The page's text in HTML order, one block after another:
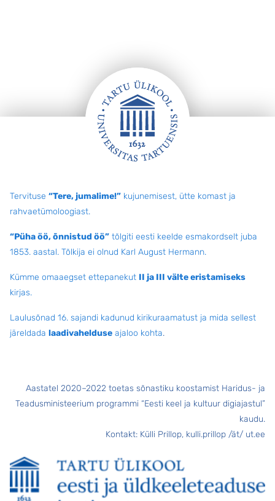
Tervituse “Tere, jumalime!” kujunemisest, ütte komast ja
rahvaetümoloogiast.
“Püha öö, õnnistud öö” tõlgiti eesti keelde esmakordselt juba
1853. aastal. Tõlkija ei olnud Karl August Hermann.
Kümme omaaegset ettepanekut II ja III välte eristamiseks
kirjas.
Laulusõnad 16. sajandi kadunud kirikuraamatust ja mida sellest
järeldada laadivahelduse ajaloo kohta.
Aastatel 2020–2022 toetas sõnastiku koostamist Haridus- ja
Teadusministeerium programmi “Eesti keel ja kultuur digiajastul”
kaudu.
Kontakt: Külli Prillop, kulli.prillop /ät/ ut.ee